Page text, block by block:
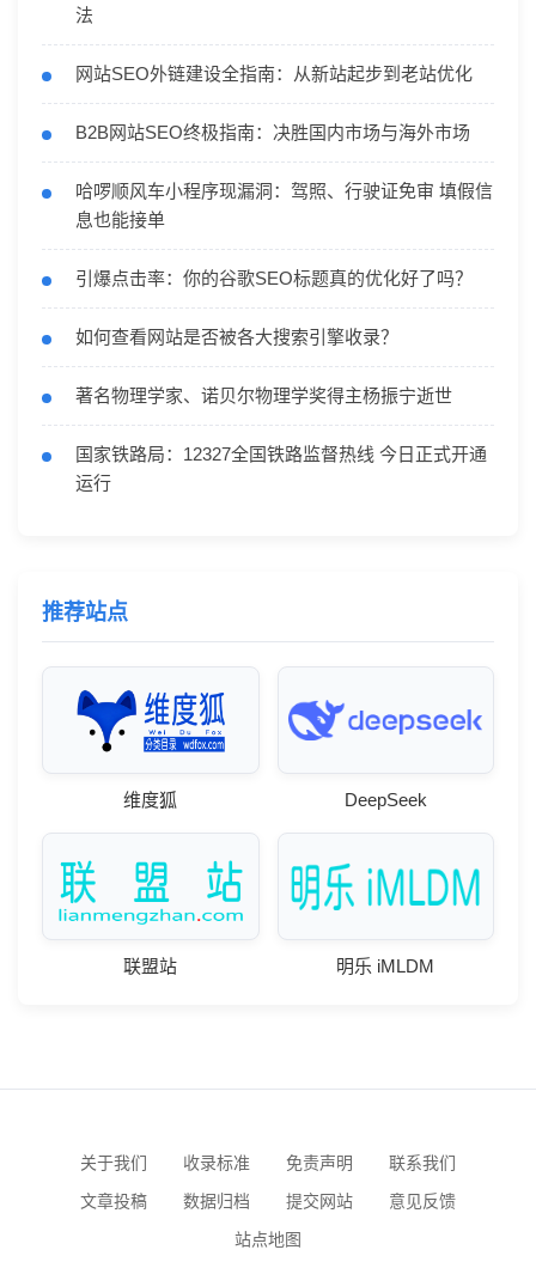
法
网站SEO外链建设全指南：从新站起步到老站优化
B2B网站SEO终极指南：决胜国内市场与海外市场
哈啰顺风车小程序现漏洞：驾照、行驶证免审 填假信
息也能接单
引爆点击率：你的谷歌SEO标题真的优化好了吗？
如何查看网站是否被各大搜索引擎收录？
著名物理学家、诺贝尔物理学奖得主杨振宁逝世
国家铁路局：12327全国铁路监督热线 今日正式开通
运行
推荐站点
维度狐 DeepSeek
联盟站 明乐 iMLDM
关于我们 收录标准 免责声明
联系我们
文章投稿
数据归档 提交网站
意见反馈
站点地图